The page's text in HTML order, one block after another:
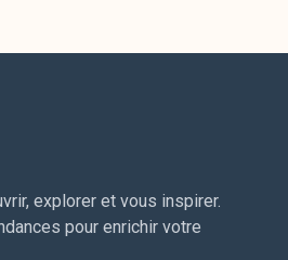
explorer et vous inspirer.
pour enrichir votre